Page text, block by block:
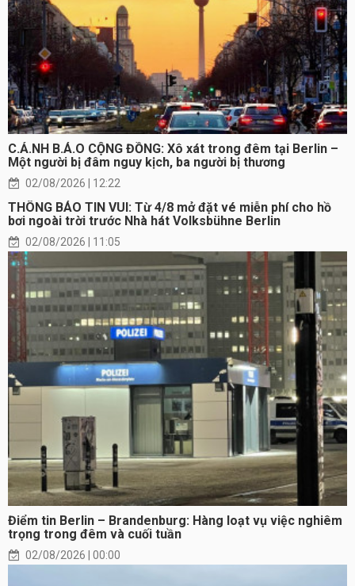
C.Ả.NH B.Á.O CỘNG ĐỒNG: Xô xát trong đêm tại Berlin –
Một người bị đâm nguy kịch, ba người bị thương
02/08/2026 | 12:22
THÔNG BÁO TIN VUI: Từ 4/8 mở đặt vé miễn phí cho hồ
bơi ngoài trời trước Nhà hát Volksbühne Berlin
02/08/2026 | 11:05
Điểm tin Berlin – Brandenburg: Hàng loạt vụ việc nghiêm
trọng trong đêm và cuối tuần
02/08/2026 | 00:00